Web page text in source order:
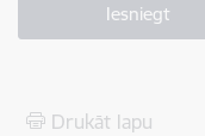
Drukāt lapu